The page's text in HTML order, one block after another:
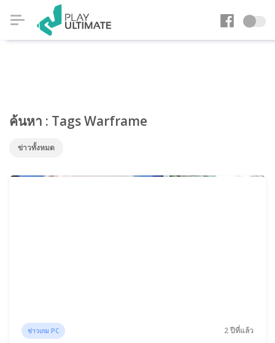
ค้นหา : Tags Warframe
ข่าวทั้งหมด
ข่าวเกม PC 2 ปีที่แล้ว